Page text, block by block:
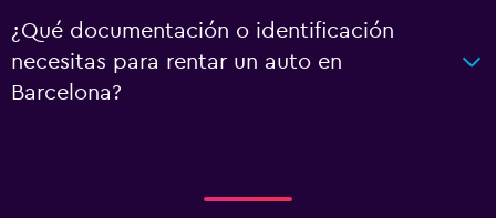
¿Qué documentación o identificación
necesitas para rentar un auto en
Barcelona?